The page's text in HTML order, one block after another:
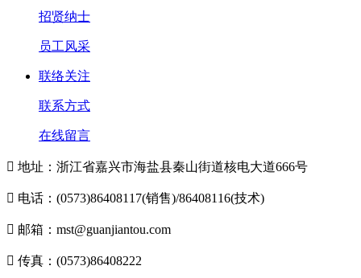
招贤纳士
员工风采
联络关注
联系方式
在线留言
 地址：浙江省嘉兴市海盐县秦山街道核电大道666号
 电话：(0573)86408117(销售)/86408116(技术)
 邮箱：mst@guanjiantou.com
 传真：(0573)86408222